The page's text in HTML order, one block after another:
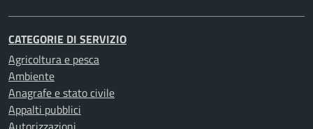
CATEGORIE DI SERVIZIO
Agricoltura e pesca
Ambiente
Anagrafe e stato civile
Appalti pubblici